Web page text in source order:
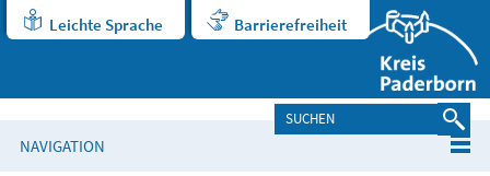
Leichte Sprache Barrierefreiheit
NAVIGATION